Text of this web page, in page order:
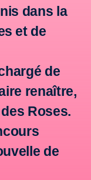
dans la
et de
de
renaître,
Roses.
de